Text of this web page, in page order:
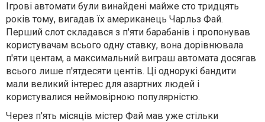
Ігрові автомати були винайдені майже сто тридцять
років тому, вигадав їх американець Чарльз Фай.
Перший слот складався з п'яти барабанів і пропонував
користувачам всього одну ставку, вона дорівнювала
п'яти центам, а максимальний виграш автомата досягав
всього лише п'ятдесяти центів. Ці однорукі бандити
мали великий інтерес для азартних людей і
користувалися неймовірною популярністю.
Через п'ять місяців містер Фай мав уже стільки